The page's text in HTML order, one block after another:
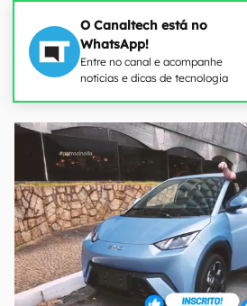
O Canaltech está no
WhatsApp!
Entre no canal e acompanhe
notícias e dicas de tecnologia